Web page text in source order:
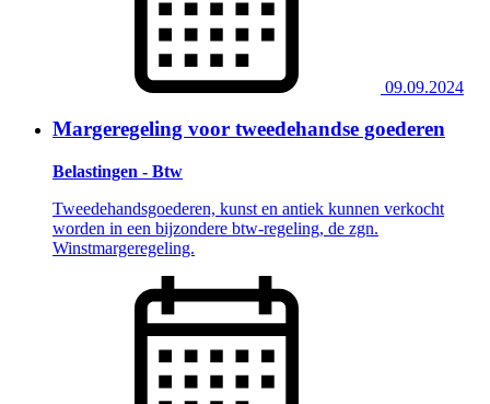
09.09.2024
Margeregeling voor tweedehandse goederen
Belastingen - Btw
Tweedehandsgoederen, kunst en antiek kunnen verkocht
worden in een bijzondere btw-regeling, de zgn.
Winstmargeregeling.